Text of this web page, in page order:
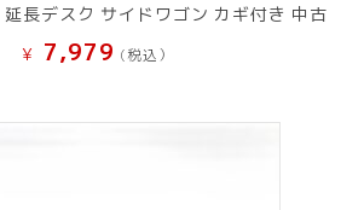
長デスク サイドワゴン カギ付き 中古
¥ 7,979 (税込）